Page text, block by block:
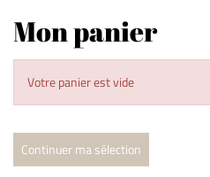
Mon panier
Votre panier est vide
Continuer ma sélection